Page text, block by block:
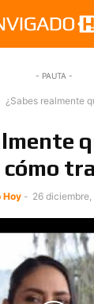
- PAUTA -
¿Sabes realmente
cómo
Hoy - 26